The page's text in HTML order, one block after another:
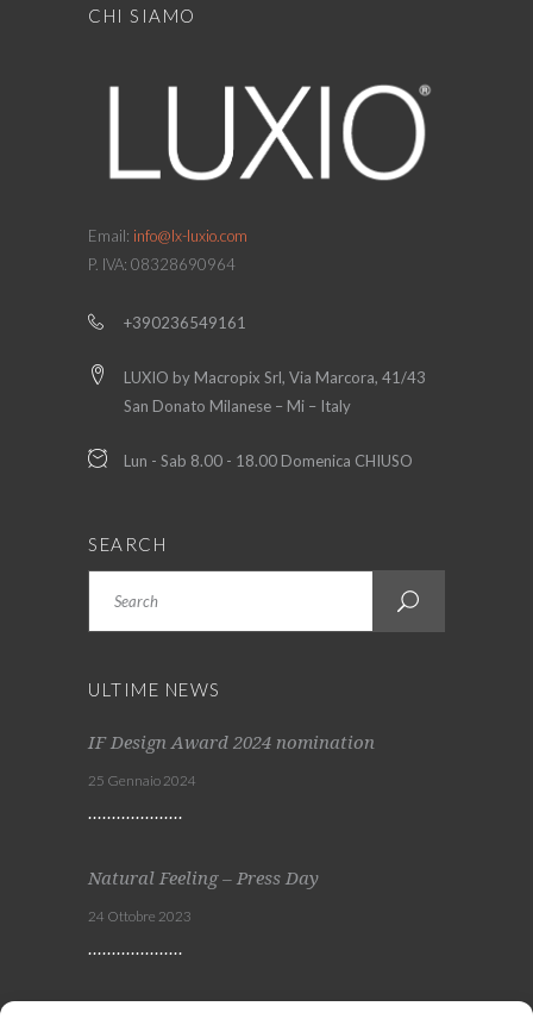
CHI SIAMO
Email: info@lx-luxio.com
P. IVA: 08328690964
+390236549161
LUXIO by Macropix Srl, Via Marcora, 41/43
San Donato Milanese – Mi – Italy
Lun - Sab 8.00 - 18.00 Domenica CHIUSO
SEARCH
ULTIME NEWS
IF Design Award 2024 nomination
25 Gennaio 2024
Natural Feeling – Press Day
24 Ottobre 2023